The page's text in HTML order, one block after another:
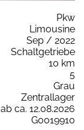
Pkw
Limousine
Sep / 2022
Schaltgetriebe
10 km
5
Grau
Zentrallager
ab ca. 12.08.2026
G0019910